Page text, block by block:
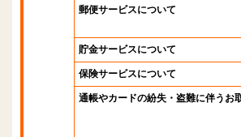
郵便サービスについて
貯金サービスについて
保険サービスについて
通帳やカードの紛失・盗難に伴うお